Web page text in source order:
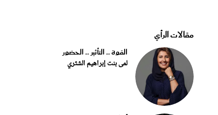
مقالات الرأي
القوة .. التأثير .. الحضور
لمى بنت إبراهيم الشثري